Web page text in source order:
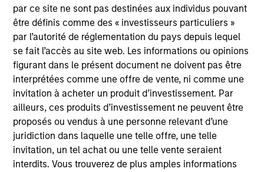
par ce site ne sont pas destinées aux individus pouvant
être définis comme des « investisseurs particuliers »
par l’autorité de réglementation du pays depuis lequel
se fait l’accès au site web. Les informations ou opinions
figurant dans le présent document ne doivent pas être
interprétées comme une offre de vente, ni comme une
invitation à acheter un produit d’investissement. Par
ailleurs, ces produits d’investissement ne peuvent être
proposés ou vendus à une personne relevant d’une
juridiction dans laquelle une telle offre, une telle
invitation, un tel achat ou une telle vente seraient
interdits. Vous trouverez de plus amples informations
Emerging Markets Leaders Strategy
Emerging market industry leaders, without
benchmark constraints. Focused 25-40
holdings.
Next Gen Emerging Markets Strategy
Focused portfolio of quality companies in
frontier emerging markets.